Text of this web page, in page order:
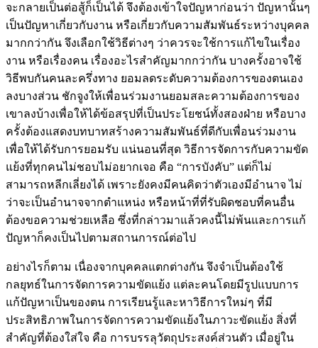
จะกลายเป็นต่อสู้ก็เป็นได้ จึงต้องเข้าใจปัญหาก่อนว่า ปัญหานั้นๆ
เป็นปัญหาเกี่ยวกับงาน หรือเกี่ยวกับความสัมพันธ์ระหว่างบุคคล
มากกว่ากัน จึงเลือกใช้วิธีต่างๆ ว่าควรจะใช้การแก้ไขในเรื่อง
งาน หรือเรื่องคน เรื่องอะไรสำคัญมากกว่ากัน บางครั้งอาจใช้
วิธีพบกันคนละครึ่งทาง ยอมลดระดับความต้องการของตนเอง
ลงบางส่วน ชักจูงให้เพื่อนร่วมงานยอมสละความต้องการของ
เขาลงบ้างเพื่อให้ได้ข้อสรุปที่เป็นประโยชน์ทั้งสองฝ่าย หรือบาง
ครั้งต้องแสดงบทบาทสร้างความสัมพันธ์ที่ดีกับเพื่อนร่วมงาน
เพื่อให้ได้รับการยอมรับ แน่นอนที่สุด วิธีการจัดการกับความขัด
แย้งที่ทุกคนไม่ชอบไม่อยากเจอ คือ “การบังคับ” แต่ก็ไม่
สามารถหลีกเลี่ยงได้ เพราะยังคงมีคนคิดว่าตัวเองมีอำนาจ ไม่
ว่าจะเป็นอำนาจจากตำแหน่ง หรือหน้าที่ที่รับผิดชอบที่คนอื่น
ต้องขอความช่วยเหลือ ซึ่งที่กล่าวมาแล้วคงนี้ไม่พ้นและการแก้
ปัญหาก็คงเป็นไปตามสถานการณ์ต่อไป
อย่างไรก็ตาม เนื่องจากบุคคลแตกต่างกัน จึงจำเป็นต้องใช้
กลยุทธ์ในการจัดการความขัดแย้ง แต่ละคนโดยมีรูปแบบการ
แก้ปัญหาเป็นของตน การเรียนรู้และหาวิธีการใหม่ๆ ที่มี
ประสิทธิภาพในการจัดการความขัดแย้งในภาวะขัดแย้ง สิ่งที่
สำคัญที่ต้องใส่ใจ คือ การบรรลุวัตถุประสงค์ส่วนตัว เมื่อยู่ใน